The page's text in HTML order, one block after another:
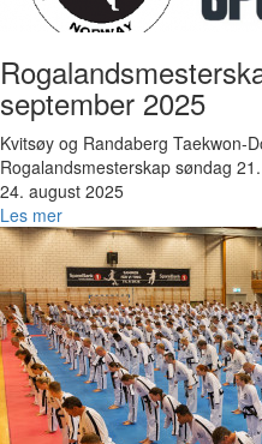
september 2025
Kvitsøy og Randaberg Taekwon-
Rogalandsmesterskap søndag
24. august 2025
Les mer
Bilde